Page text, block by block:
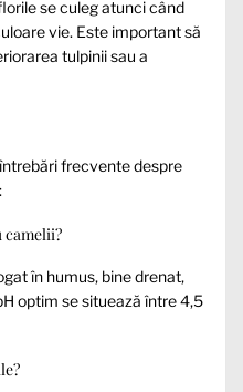
se culeg atunci când
vie. Este important să
tulpinii sau a
frecvente despre
camelii?
în humus, bine drenat,
optim se situează între 4,5